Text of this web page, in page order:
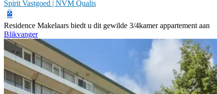
Spirit Vastgoed | NVM Qualis
Residence Makelaars biedt u dit gewilde 3/4kamer appartement aan
Blikvanger